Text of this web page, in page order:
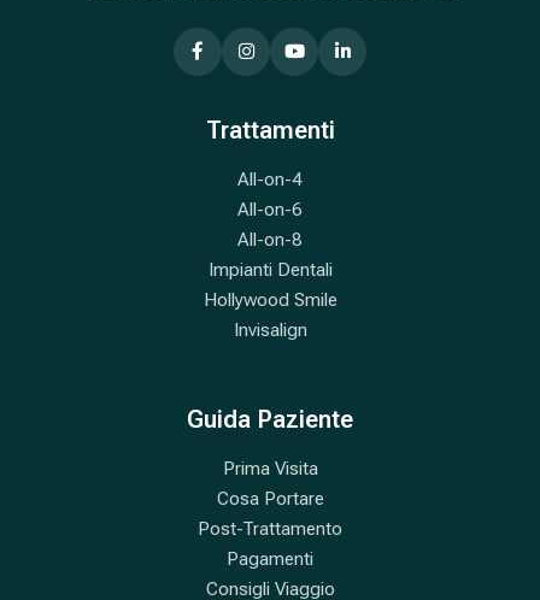
Trattamenti
All-on-4
All-on-6
All-on-8
Impianti Dentali
Hollywood Smile
Invisalign
Guida Paziente
Prima Visita
Cosa Portare
Post-Trattamento
Pagamenti
Consigli Viaggio